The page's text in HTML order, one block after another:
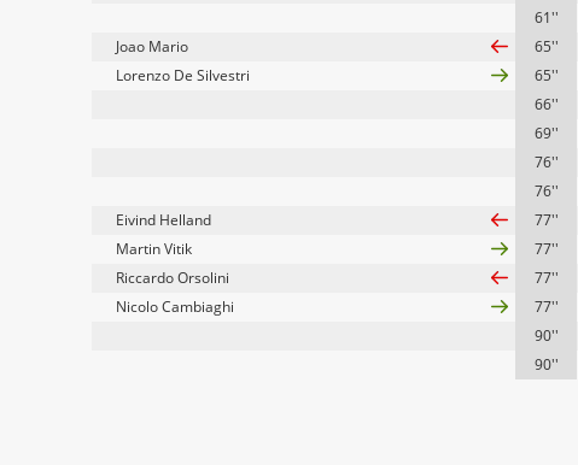
61''
Joao Mario
65''
Lorenzo De Silvestri
65''
66''
69''
76''
76''
Eivind Helland
77''
Martin Vitik
77''
Riccardo Orsolini
77''
Nicolo Cambiaghi
77''
90''
90''